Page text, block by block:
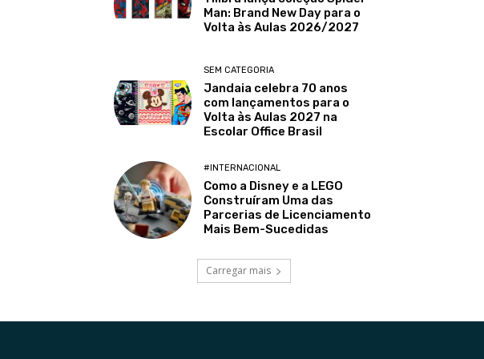
Man: Brand New Day para o
Volta às Aulas 2026/2027
SEM CATEGORIA
Jandaia celebra 70 anos
com lançamentos para o
Volta às Aulas 2027 na
Escolar Office Brasil
#INTERNACIONAL
Como a Disney e a LEGO
Construíram Uma das
Parcerias de Licenciamento
Mais Bem-Sucedidas
Carregar mais